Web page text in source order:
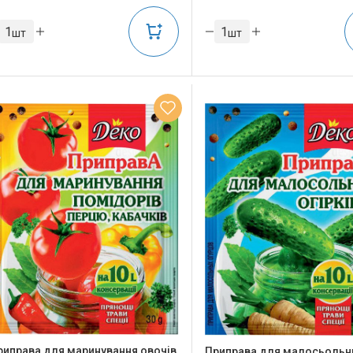
шт шт